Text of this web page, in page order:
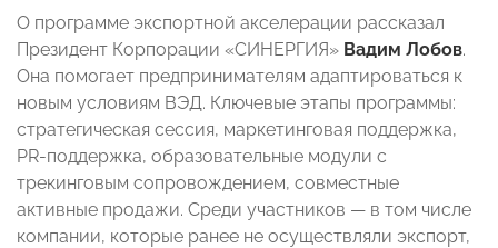
О программе экспортной акселерации рассказал
Президент Корпорации «СИНЕРГИЯ» Вадим Лобов.
Она помогает предпринимателям адаптироваться к
новым условиям ВЭД. Ключевые этапы программы:
стратегическая сессия, маркетинговая поддержка,
PR-поддержка, образовательные модули с
трекинговым сопровождением, совместные
активные продажи. Среди участников — в том числе
компании, которые ранее не осуществляли экспорт,